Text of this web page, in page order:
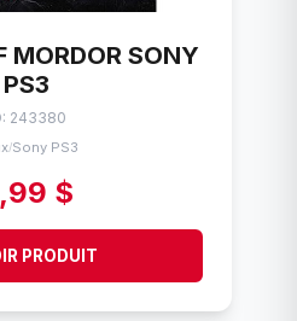
MORDOR SONY
PS3
243380
/Sony PS3
$
PRODUIT